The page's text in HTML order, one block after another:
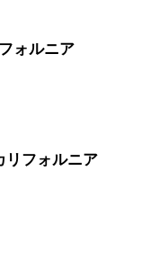
ォルニア
リフォルニア